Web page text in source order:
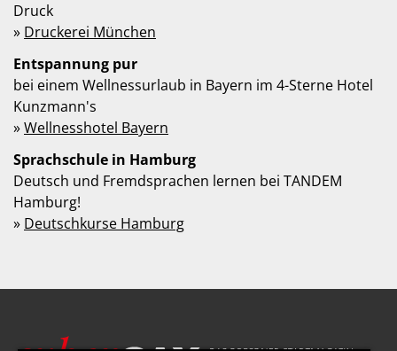
Druck
» Druckerei München
Entspannung pur
bei einem Wellnessurlaub in Bayern im 4-Sterne Hotel
Kunzmann's
»Wellnesshotel Bayern
Sprachschule in Hamburg
Deutsch und Fremdsprachen lernen bei TANDEM
Hamburg!
» Deutschkurse Hamburg